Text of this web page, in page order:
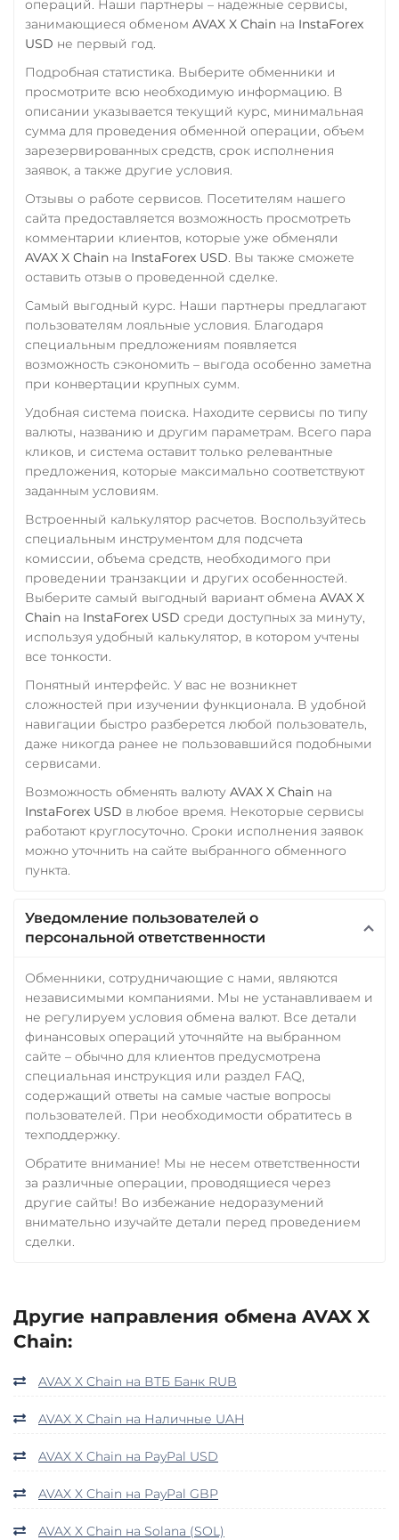
Terra Classic (LUNC)
BEP20
POL
CRONOS
ARB
AVAXC
OP
TON NEAR
Tezos (XTZ)
The Sandbox (SAND)
THETA
Tornado Cash (TORN)
Tron (TRX)
TrueUSD (TUSD)
ERC20 TRC20 BEP
Trust Wallet Token (TWT)
BEP20
ERC20
USD Coin (USDC)
ERC20 BEP20
AVAX
SOL
Polygon
CRONOS
ARB
OP
BASE
RONIN
NEAR
Utopia USD (UUSD)
VeChain (VET)
Verge (XVG)
WAVES
Wrapped Bitcoin (WBTC)
ERC20 AVAXC
CRO
Zcash (ZEC)
Промсвязьбанк RUB
Райффайзен
RUB
РНКБ RUB
Россельхоз банк RUB
Русский Стандарт RUB
Сбербанк
RUB KZT
СБП RUB
Совкомбанк RUB
CNY
Тинькофф
УкрСиббанк UAH
Фридом Банк KZT
Центр Кредит KZT
Элкарт KGS
операций. Наши партнеры – надежные сервисы,
занимающиеся обменом AVAX X Chain на InstaForex
USD не первый год.
Подробная статистика. Выберите обменники и
просмотрите всю необходимую информацию. В
описании указывается текущий курс, минимальная
сумма для проведения обменной операции, объем
зарезервированных средств, срок исполнения
заявок, а также другие условия.
Отзывы о работе сервисов. Посетителям нашего
сайта предоставляется возможность просмотреть
комментарии клиентов, которые уже обменяли
AVAX X Chain на InstaForex USD. Вы также сможете
оставить отзыв о проведенной сделке.
Самый выгодный курс. Наши партнеры предлагают
пользователям лояльные условия. Благодаря
специальным предложениям появляется
возможность сэкономить – выгода особенно заметна
при конвертации крупных сумм.
Удобная система поиска. Находите сервисы по типу
валюты, названию и другим параметрам. Всего пара
кликов, и система оставит только релевантные
предложения, которые максимально соответствуют
заданным условиям.
Встроенный калькулятор расчетов. Воспользуйтесь
специальным инструментом для подсчета
комиссии, объема средств, необходимого при
проведении транзакции и других особенностей.
Выберите самый выгодный вариант обмена AVAX X
Chain на InstaForex USD среди доступных за минуту,
используя удобный калькулятор, в котором учтены
все тонкости.
Понятный интерфейс. У вас не возникнет
сложностей при изучении функционала. В удобной
навигации быстро разберется любой пользователь,
даже никогда ранее не пользовавшийся подобными
сервисами.
Возможность обменять валюту AVAX X Chain на
InstaForex USD в любое время. Некоторые сервисы
работают круглосуточно. Сроки исполнения заявок
можно уточнить на сайте выбранного обменного
пункта.
Уведомление пользователей о
персональной ответственности
Обменники, сотрудничающие с нами, являются
независимыми компаниями. Мы не устанавливаем и
не регулируем условия обмена валют. Все детали
финансовых операций уточняйте на выбранном
сайте – обычно для клиентов предусмотрена
специальная инструкция или раздел FAQ,
содержащий ответы на самые частые вопросы
пользователей. При необходимости обратитесь в
техподдержку.
Обратите внимание! Мы не несем ответственности
за различные операции, проводящиеся через
другие сайты! Во избежание недоразумений
внимательно изучайте детали перед проведением
сделки.
Другие направления обмена AVAX X
Chain:
AVAX X Chain на ВТБ Банк RUB
AVAX X Chain на Наличные UAH
AVAX X Chain на PayPal USD
AVAX X Chain на PayPal GBP
AVAX X Chain на Solana (SOL)